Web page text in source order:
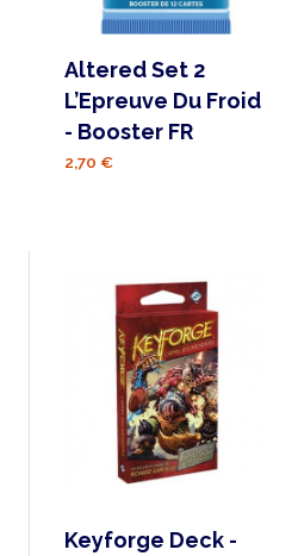
Altered Set 2
L’Epreuve Du Froid
- Booster FR
2,70 €
Keyforge Deck -